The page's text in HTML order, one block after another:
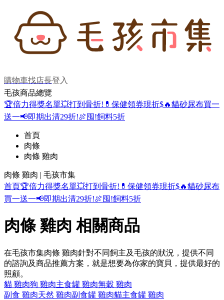
購物車找店長登入
毛孩商品總覽
🏆倍力得獎名單💥打到骨折! 💊保健領券現折$🔥貓砂尿布買一
送一📢即期出清29折!🍖囤!飼料5折
首頁
肉條
肉條 雞肉
肉條 雞肉 | 毛孩市集
首頁🏆倍力得獎名單💥打到骨折! 💊保健領券現折$🔥貓砂尿布
買一送一📢即期出清29折!🍖囤!飼料5折
肉條 雞肉 相關商品
在毛孩市集肉條 雞肉針對不同飼主及毛孩的狀況，提供不同
的諮詢及商品推薦方案，就是想要為你家的寶貝，提供最好的
照顧。
貓 雞肉狗 雞肉主食罐 雞肉無穀 雞肉
副食 雞肉天然 雞肉副食罐 雞肉貓主食罐 雞肉